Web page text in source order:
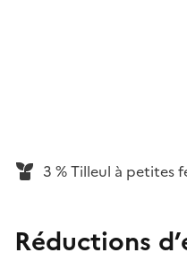
3 % Tilleul à petites
Réductions